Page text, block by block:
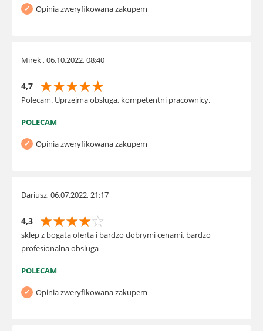
Opinia zweryfikowana zakupem
Mirek , 06.10.2022, 08:40
4,7 ☆
☆
☆
☆
☆
Polecam. Uprzejma obsługa, kompetentni pracownicy.
POLECAM
Opinia zweryfikowana zakupem
Dariusz, 06.07.2022, 21:17
4,3 ☆
☆
☆
☆
☆
sklep z bogata oferta i bardzo dobrymi cenami. bardzo
profesionalna obsluga
POLECAM
Opinia zweryfikowana zakupem